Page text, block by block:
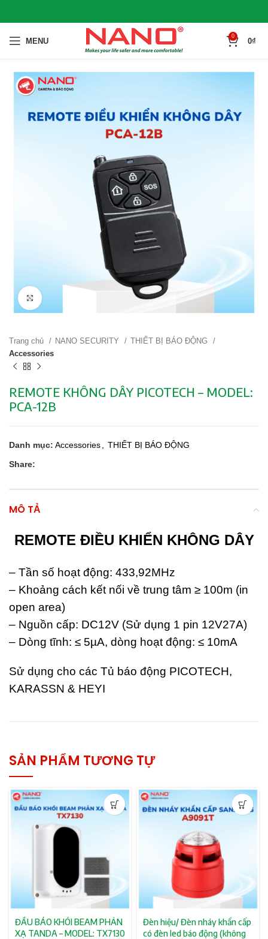
MENU
0
0₫
Trang chủ NANO SECURITY
THIẾT BỊ BÁO ĐỘNG
Accessories
REMOTE KHÔNG DÂY PICOTECH – MODEL:
PCA-12B
Danh mục: Accessories
THIẾT BỊ BÁO ĐỘNG
Share:
MÔ TẢ
REMOTE ĐIỀU KHIỂN KHÔNG DÂY
– Tần số hoạt động: 433,92MHz
– Khoảng cách kết nối về trung tâm ≥ 100m (in
open area)
– Nguồn cấp: DC12V (Sử dụng 1 pin 12V27A)
– Dòng tĩnh: ≤ 5µA, dòng hoạt động: ≤ 10mA
Sử dụng cho các Tủ báo động PICOTECH,
KARASSN & HEYI
SẢN PHẨM TƯƠNG TỰ
ĐẦU BÁO KHÓI BEAM PHẢN
XẠ TANDA – MODEL: TX7130
Đèn hiệu/ Đèn nháy khẩn cấp
có đèn led báo động (không